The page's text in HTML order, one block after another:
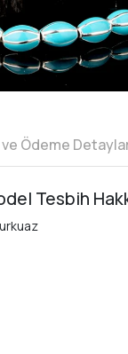
Ödeme
Tesbih